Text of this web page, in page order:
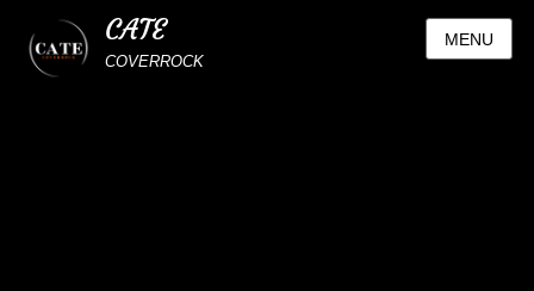
CATE
COVERROCK
MENU